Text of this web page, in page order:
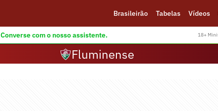
Brasileirão Tabelas Vídeos
Converse com o nosso assistente. 18+
Fluminense